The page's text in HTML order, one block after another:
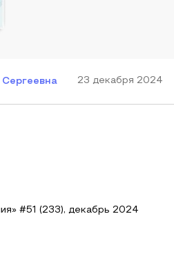
23 декабря 2024
#51 (233), декабрь 2024